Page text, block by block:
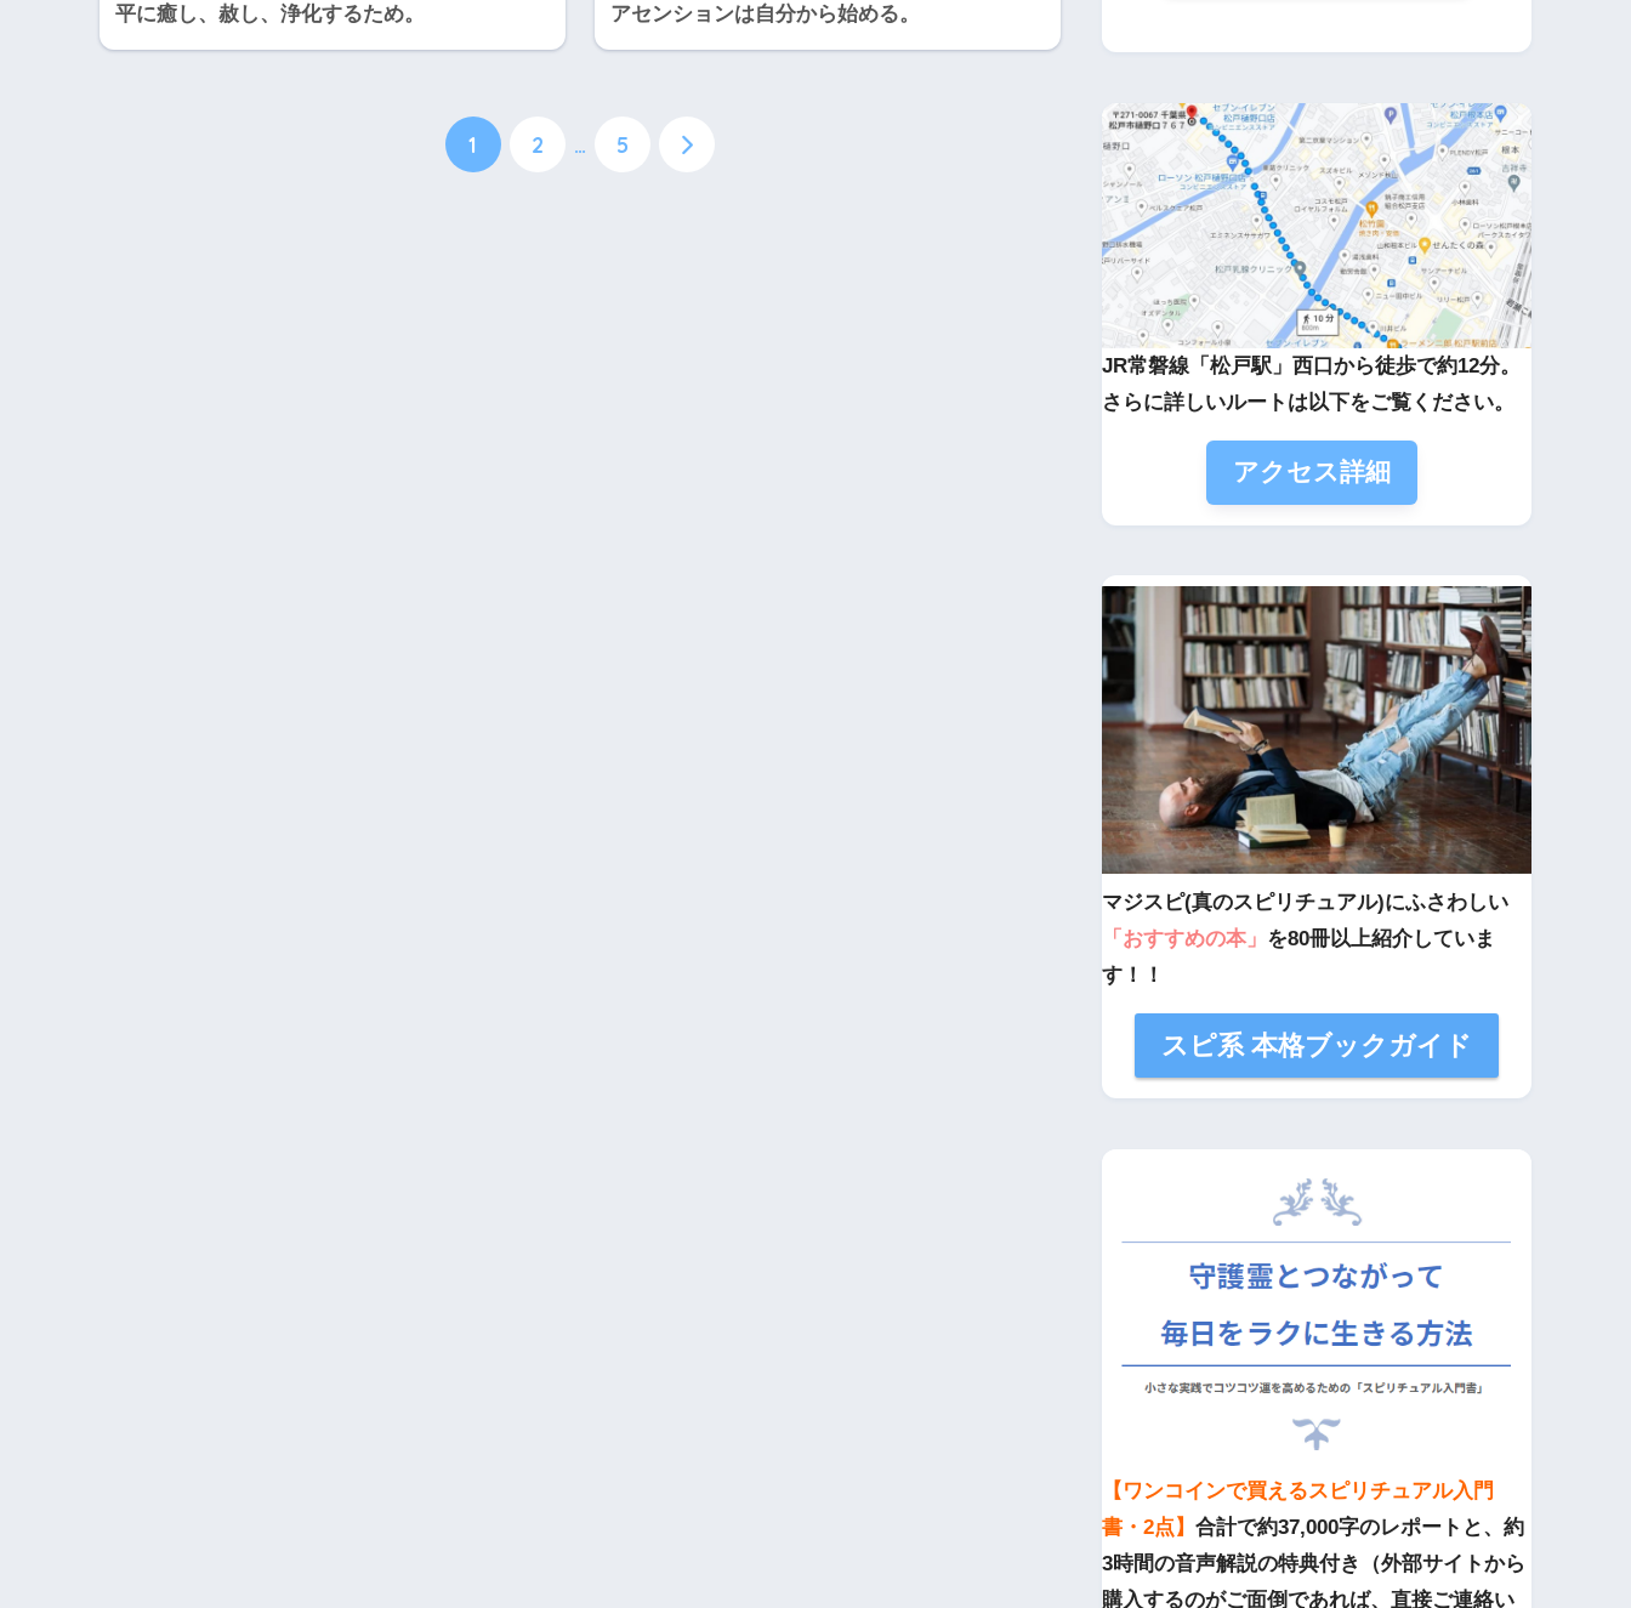
平に癒し、赦し、浄化するため。
アセンションは自分から始める。
1 2 … 5
JR常磐線「松戸駅」西口から徒歩で約12分。
さらに詳しいルートは以下をご覧ください。
アクセス詳細
マジスピ(真のスピリチュアル)にふさわしい
「おすすめの本」 を80冊以上紹介していま
す！！
スピ系 本格ブックガイド
【ワンコインで買えるスピリチュアル入門
書・2点】 合計で約37,000字のレポートと、約
3時間の音声解説の特典付き（外部サイトから
購入するのがご面倒であれば、直接ご連絡い